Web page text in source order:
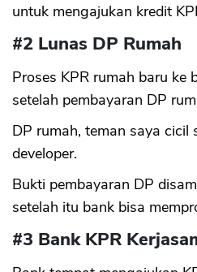
untuk mengajukan kredit
#2 Lunas DP Rumah
Proses KPR rumah baru ke
setelah pembayaran DP
DP rumah, teman saya cicil
developer.
Bukti pembayaran DP
setelah itu bank bisa
#3 Bank KPR